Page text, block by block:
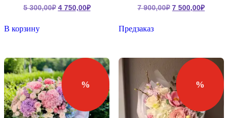
5 300,00₽ Первоначальная
4 750,00₽Текущая
В корзину
7 900,00₽ 7 500,00₽
Предзаказ
% %